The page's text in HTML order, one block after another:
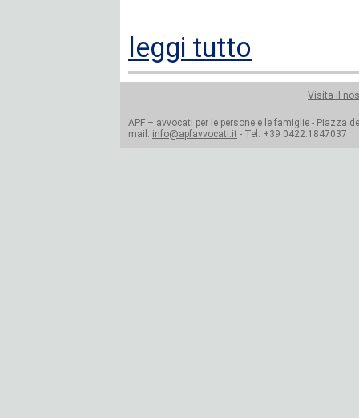
leggi tutto
Visita il
APF – avvocati per le persone e le famiglie - Piazza
mail: info@apfavvocati.it - Tel. +39 0422.1847037